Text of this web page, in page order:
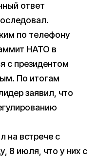
ответ
по телефону
НАТО в
с президентом
По итогам
заявил, что
на встрече с
8 июля, что у них с